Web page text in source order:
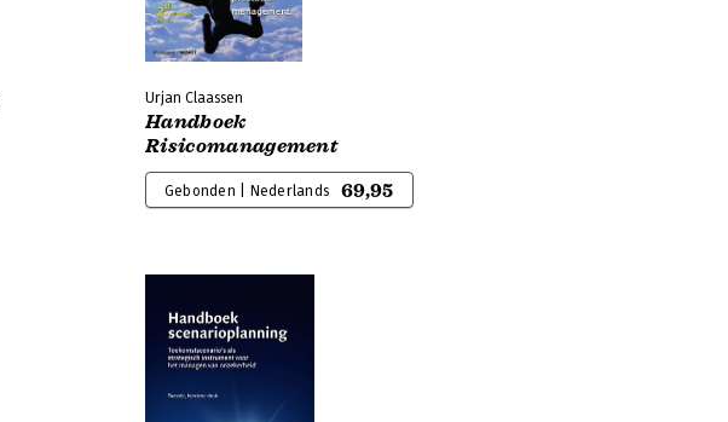
Urjan Claassen
Handboek
Risicomanagement
Gebonden | Nederlands 69,95